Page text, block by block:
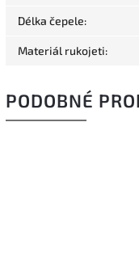
Délka čepele:
Materiál rukojeti:
PODOBNÉ